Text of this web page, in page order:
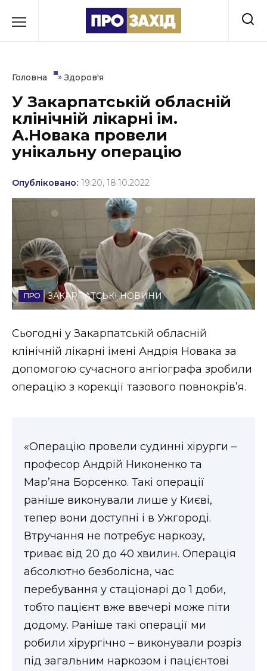
до
Культура
Освіта
Політика
Спорт
Стиль життя
Втрачений Ужгород
Втрачений Ужгород (відеоверсія)
ЗАКАРПАТСЬКІ НОВИНИ
НОВИНИ ЗАХІДНОЇ УКРАЇНИ
ФОТО
ВІДЕО
Головна » Здоров'я
У Закарпатській обласній
клінічній лікарні ім.
А.Новака провели
унікальну операцію
Опубліковано: 19:20, 18.10.2022
ЗАКАРПАТСЬКІ НОВИНИ
Сьогодні у Закарпатській обласній
клінічній лікарні імені Андрія Новака за
допомогою сучасного ангіографа зробили
операцію з корекції тазового повнокрів’я.
«Операцію провели судинні хірурги –
професор Андрій Никоненко та
Мар’яна Борсенко. Такі операції
раніше виконували лише у Києві,
тепер вони доступні і в Ужгороді.
Втручання не потребує наркозу,
триває від 20 до 40 хвилин. Операція
абсолютно безболісна, час
перебування у стаціонарі до 1 доби,
тобто пацієнт вже ввечері може піти
додому. Раніше такі операції ми
робили хірургічно – виконували розріз
під загальним наркозом і пацієнтові